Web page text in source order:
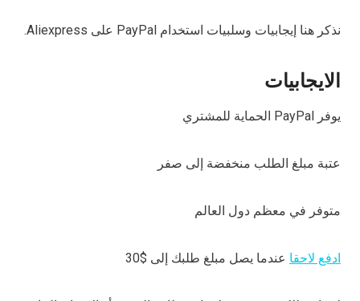
نذكر هنا إيجابيات وسلبيات استخدام PayPal على Aliexpress.
الايجابيات
يوفر PayPal الحماية للمشتري
عتبة مبلغ الطلب منخفضة إلى صفر
متوفر في معظم دول العالم
ادفع لاحقا عندما يصل مبلغ طلبك إلى $30